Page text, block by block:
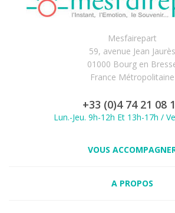
Mesfairepart
59, avenue Jean Jaurès
01000 Bourg en
France Métropolitaine
+33 (0)4 74 21 08
Lun.-Jeu. 9h-12h Et 13h-17h /
VOUS
A PROPOS